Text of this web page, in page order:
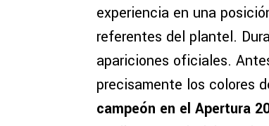
experiencia en una
referentes del plantel.
apariciones oficiales.
precisamente los colores
campeón en el Apertura